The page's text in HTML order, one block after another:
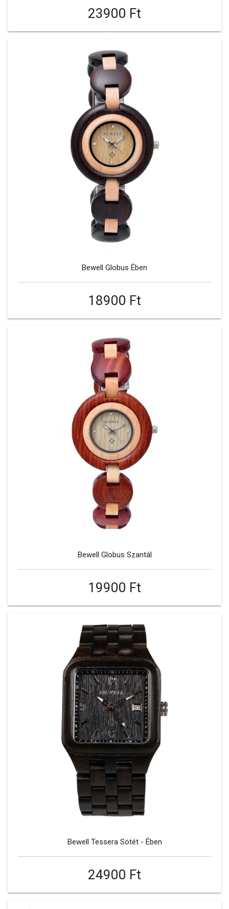
23900 Ft
Bewell Globus Ében
18900 Ft
Bewell Globus Szantál
19900 Ft
Bewell Tessera Sötét - Ében
24900 Ft